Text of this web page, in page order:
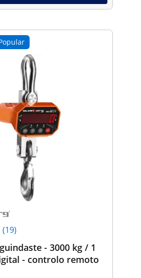
(19)
- 3000 kg / 1
- controlo remoto